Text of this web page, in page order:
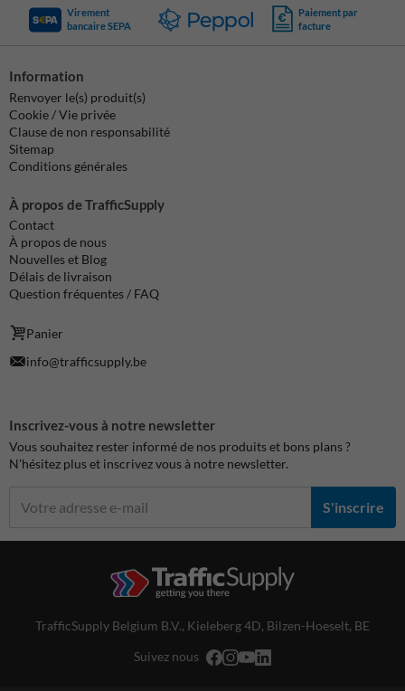
Virement
bancaire SEPA
Paiement par
facture
Information
Renvoyer le(s) produit(s)
Cookie / Vie privée
Clause de non responsabilité
Sitemap
Conditions générales
À propos de TrafficSupply
Contact
À propos de nous
Nouvelles et Blog
Délais de livraison
Question fréquentes / FAQ
Panier
info@trafficsupply.be
Inscrivez-vous à notre newsletter
Vous souhaitez rester informé de nos produits et bons plans ?
N'hésitez plus et inscrivez vous à notre newsletter.
S'inscrire
TrafficSupply Belgium B.V., Kieleberg 4D, Bilzen-Hoeselt, BE
Suivez nous